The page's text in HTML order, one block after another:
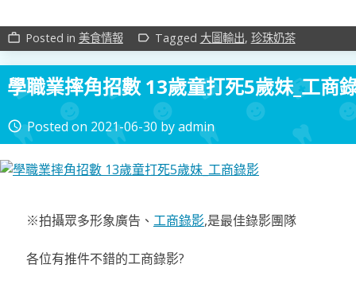
work_outline Posted in 美食情報 label_outline Tagged 大圖輸出, 珍珠奶茶
學職業摔角招數 13歲童打死5歲妹_工商
access_time Posted on 2021-06-30byadmin
※拍攝眾多形象廣告、 工商錄影,是最佳錄影團隊
各位有推件不錯的工商錄影?